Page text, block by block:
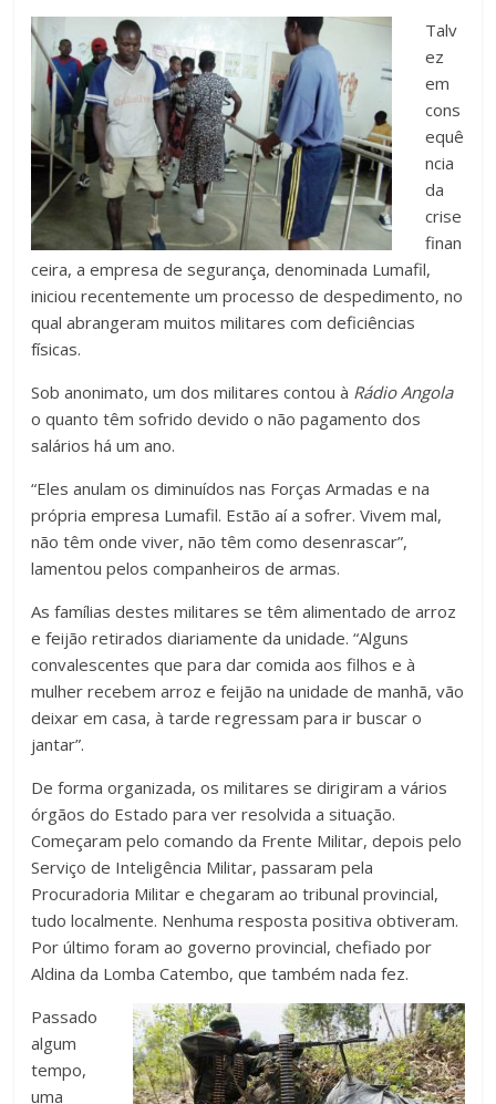
Talv
ez
em
cons
equê
ncia
da
crise
finan
ceira, a empresa de segurança, denominada Lumafil,
iniciou recentemente um processo de despedimento, no
qual abrangeram muitos militares com deficiências
físicas.
Sob anonimato, um dos militares contou à Rádio Angola
o quanto têm sofrido devido o não pagamento dos
salários há um ano.
“Eles anulam os diminuídos nas Forças Armadas e na
própria empresa Lumafil. Estão aí a sofrer. Vivem mal,
não têm onde viver, não têm como desenrascar”,
lamentou pelos companheiros de armas.
As famílias destes militares se têm alimentado de arroz
e feijão retirados diariamente da unidade. “Alguns
convalescentes que para dar comida aos filhos e à
mulher recebem arroz e feijão na unidade de manhã, vão
deixar em casa, à tarde regressam para ir buscar o
jantar”.
De forma organizada, os militares se dirigiram a vários
órgãos do Estado para ver resolvida a situação.
Começaram pelo comando da Frente Militar, depois pelo
Serviço de Inteligência Militar, passaram pela
Procuradoria Militar e chegaram ao tribunal provincial,
tudo localmente. Nenhuma resposta positiva obtiveram.
Por último foram ao governo provincial, chefiado por
Aldina da Lomba Catembo, que também nada fez.
Passado
algum
tempo,
uma